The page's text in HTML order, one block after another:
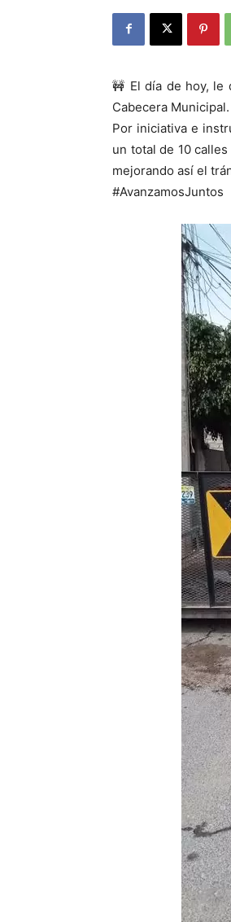
🚧 El día de hoy, le
Cabecera Municipal.
Por iniciativa e
un total de 10
mejorando así el
#AvanzamosJuntos